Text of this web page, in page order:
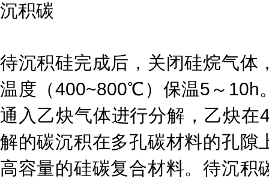
沉积碳
待沉积硅完成后，关闭硅烷气体
温度（400~800℃）保温5～10h
通入乙炔气体进行分解，乙炔
解的碳沉积在多孔碳材料的孔隙
高容量的硅碳复合材料。待沉积